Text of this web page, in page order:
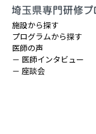
施設から探す
プログラムから探す
医師の声
－ 医師インタビュー
－ 座談会